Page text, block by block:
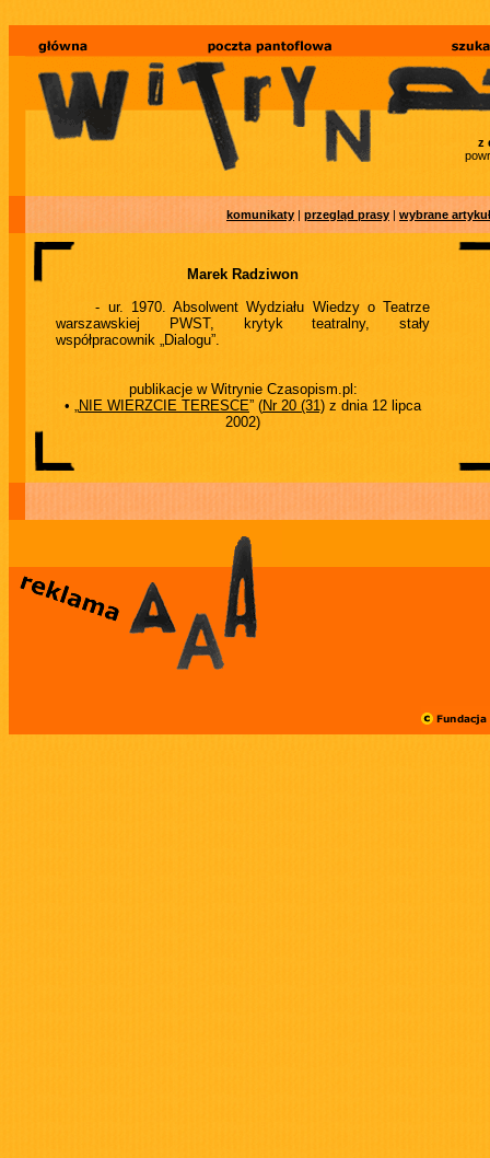
z
komunikaty | przegląd prasy | wybrane
Marek Radziwon
- ur. 1970. Absolwent Wydziału Wiedzy o Teatrze
warszawskiej PWST, krytyk teatralny, stały
współpracownik „Dialogu”.
publikacje w Witrynie Czasopism.pl:
• „NIE WIERZCIE TERESCE” (Nr 20 (31) z dnia 12 lipca
2002)